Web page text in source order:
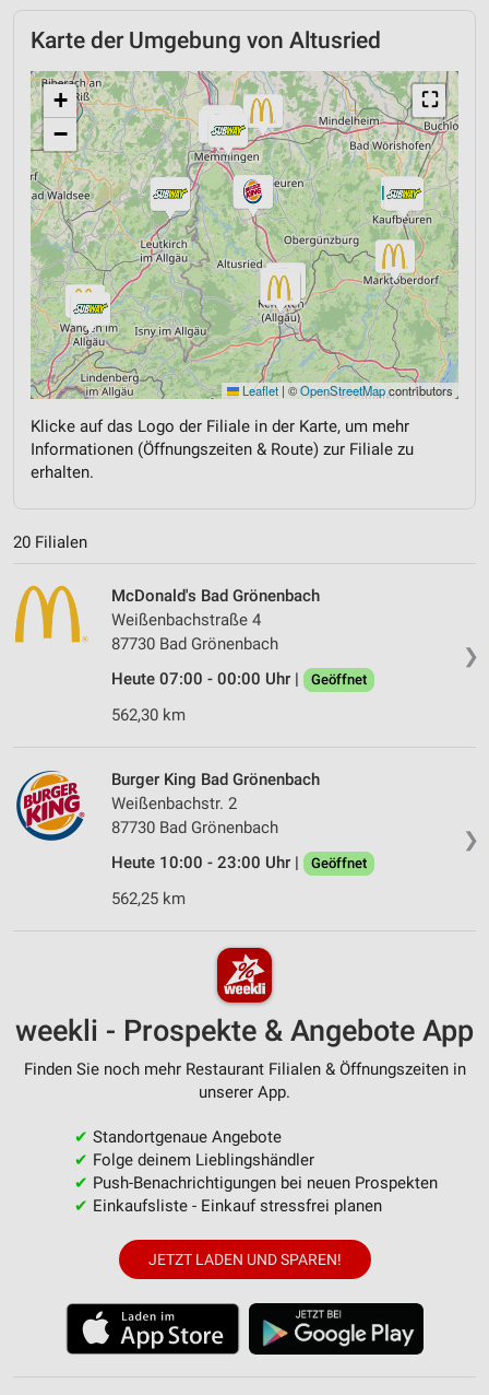
Karte der Umgebung von Altusried
⛶
+
−
Leaflet | ©OpenStreetMapcontributors
Klicke auf das Logo der Filiale in der Karte, um mehr
Informationen (Öffnungszeiten & Route) zur Filiale zu
erhalten.
20 Filialen
❯
McDonald's Bad Grönenbach
Weißenbachstraße 4
87730 Bad Grönenbach
Heute 07:00 - 00:00 Uhr |
Geöffnet
562,30 km
❯
Burger King Bad Grönenbach
Weißenbachstr. 2
87730 Bad Grönenbach
Heute 10:00 - 23:00 Uhr |
Geöffnet
562,25 km
weekli - Prospekte & Angebote App
Finden Sie noch mehr Restaurant Filialen & Öffnungszeiten in
unserer App.
✔ Standortgenaue Angebote
✔ Folge deinem Lieblingshändler
✔ Push-Benachrichtigungen bei neuen Prospekten
✔ Einkaufsliste - Einkauf stressfrei planen
JETZT LADEN UND SPAREN!